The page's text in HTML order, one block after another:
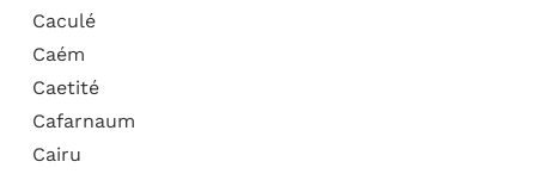
Caculé
Caém
Caetité
Cafarnaum
Cairu